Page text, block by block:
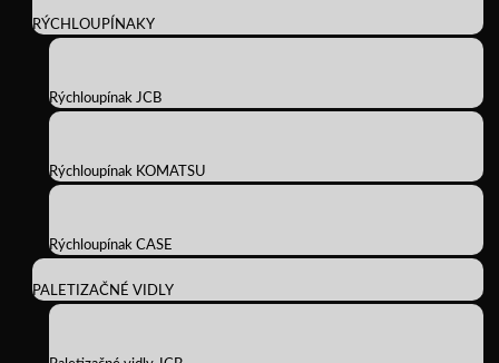
RÝCHLOUPÍNAKY
Rýchloupínak JCB
Rýchloupínak KOMATSU
Rýchloupínak CASE
PALETIZAČNÉ VIDLY